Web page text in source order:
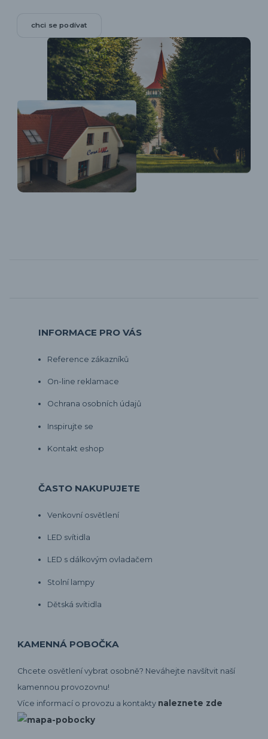
chci se podívat
INFORMACE PRO VÁS
Reference zákazníků
On-line reklamace
Ochrana osobních údajů
Inspirujte se
Kontakt eshop
ČASTO NAKUPUJETE
Venkovní osvětlení
LED svítidla
LED s dálkovým ovladačem
Stolní lampy
Dětská svítidla
KAMENNÁ POBOČKA
Chcete osvětlení vybrat osobně? Neváhejte navšítvit naší
kamennou provozovnu!
Více informací o provozu a kontakty naleznete zde